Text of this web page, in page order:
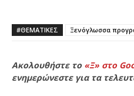
#ΘΕΜΑΤΙΚΈΣ Ξενόγλωσσα
Ακολουθήστε το «Ξ» στο
ενημερώνεστε για τα